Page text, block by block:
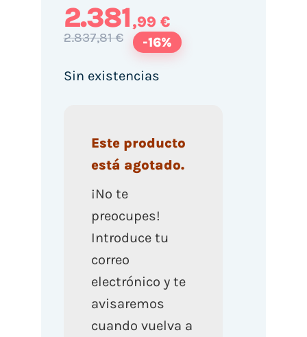
2.381,99 €
2.837,81 € -16%
Sin existencias
Este producto
está agotado.
¡No te
preocupes!
Introduce tu
correo
electrónico y te
avisaremos
cuando vuelva a